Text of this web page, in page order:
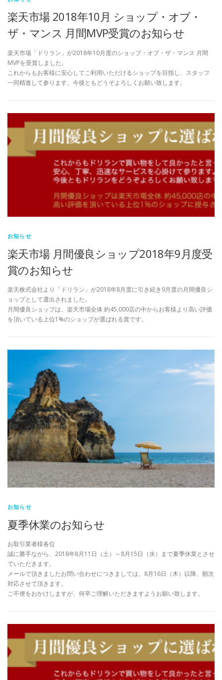
楽天市場 2018年10月 ショップ・オブ・
ザ・マンス 月間MVP受賞のお知らせ
楽天市場「ドリラン」が2018年10月度のショップ・オブ・ザ・マンス 月間
MVPを受賞しました。
これからもお客様に安心してご利用いただけるショップを目指し、スタッフ
一同精進して参ります。今後ともどうぞよろしくお願い致します。
お知らせ
楽天市場 月間優良ショップ2018年9月度受
賞のお知らせ
楽天株式会社より「ドリラン」が2018年8月度に引き続き9月度の月間優良シ
ョップとして選出されました。
月間優良ショップは、楽天市場全体 約45,000店の中からお客様より高い評価
を頂いている上位1%のショップが選ばれる賞です。
お知らせ
夏季休業のお知らせ
お取引業者様各位
誠に勝手ながら、2018年8月11日（土）～8月15日（水）まで夏季休業とさせ
ていただきます。
メールで頂きましたお問い合わせにつきましては、8月16日（木）以降、順次
対応させて頂きます。
ご不便をおかけしますが、何卒ご理解いただきますようお願い致します。